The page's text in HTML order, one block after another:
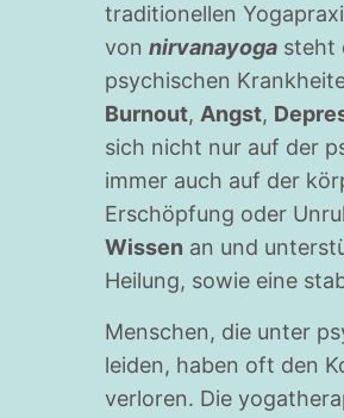
traditionellen
von nirvanayoga steht
psychischen
Burnout, Angst,
sich nicht nur auf der
immer auch auf der
Erschöpfung oder
Wissen an und
Heilung, sowie eine
Menschen, die unter
leiden, haben oft den
verloren. Die